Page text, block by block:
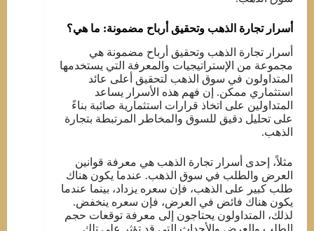
أسرار تجارة الذهب وتحقيق أرباح مضمونة: ما هي؟
أسرار تجارة الذهب وتحقيق أرباح مضمونة هي
مجموعة من الإستراتيجيات والمعرفة التي يستخدمها
المتداولون في سوق الذهب لتحقيق أعلى عائد
استثماري ممكن. إن فهم هذه الأسرار يساعد
المتداولين على اتخاذ قرارات استثمارية صائبة بناءً
على تحليل دقيق للسوق والمخاطر المرتبطة بتجارة
الذهب.
مثلاً، إحدى أسرار تجارة الذهب هي معرفة قوانين
العرض والطلب في سوق الذهب. عندما يكون هناك
طلب كبير على الذهب، فإن سعره يزداد، بينما عندما
يكون هناك فائض في العرض، فإن سعره ينخفض.
لذلك، المتداولون يحتاجون إلى معرفة توقعات حجم
الطلب والعرض والأحداث التي قد تؤثر على تلك